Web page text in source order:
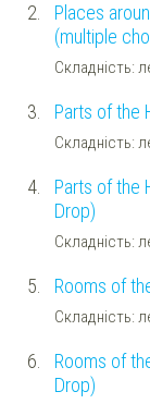
2.
Places
(multiple
Складність:
3. Parts of the
Складність:
4.
Parts of the
Drop)
Складність:
5. Rooms of
Складність:
6.
Rooms of
Drop)